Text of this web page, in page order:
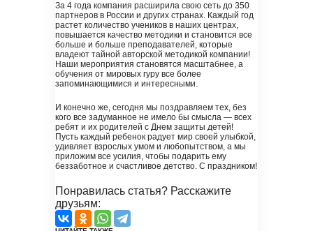
За 4 года компания расширила свою сеть до 350
партнеров в России и других странах. Каждый год
растет количество учеников в наших центрах,
повышается качество методики и становится все
больше и больше преподавателей, которые
владеют тайной авторской методикой компании!
Наши мероприятия становятся масштабнее, а
обучения от мировых гуру все более
запоминающимися и интересными.
И конечно же, сегодня мы поздравляем тех, без
кого все задуманное не имело бы смысла — всех
ребят и их родителей с Днем защиты детей!
Пусть каждый ребенок радует мир своей улыбкой,
удивляет взрослых умом и любопытством, а мы
приложим все усилия, чтобы подарить ему
беззаботное и счастливое детство. С праздником!
Понравилась статья? Расскажите
друзьям: